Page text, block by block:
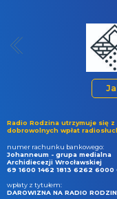
Radio Rodzina utrzymuje się z
dobrowolnych wpłat
numer rachunku bankowego:
Johanneum - grupa medialna
Archidiecezji Wrocławskiej
69 1600 1462 1813 6262 6000
wpłaty z tytułem:
DAROWIZNA NA RADIO